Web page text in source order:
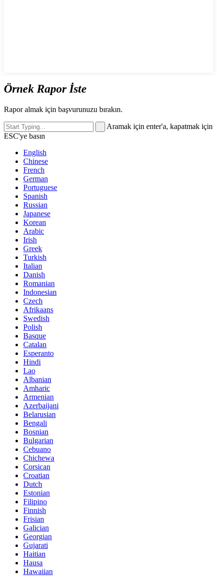
Örnek Rapor İste
Rapor almak için başvurunuzu bırakın.
Aramak için enter'a, kapatmak için
ESC'ye basın
English
Chinese
French
German
Portuguese
Spanish
Russian
Japanese
Korean
Arabic
Irish
Greek
Turkish
Italian
Danish
Romanian
Indonesian
Czech
Afrikaans
Swedish
Polish
Basque
Catalan
Esperanto
Hindi
Lao
Albanian
Amharic
Armenian
Azerbaijani
Belarusian
Bengali
Bosnian
Bulgarian
Cebuano
Chichewa
Corsican
Croatian
Dutch
Estonian
Filipino
Finnish
Frisian
Galician
Georgian
Gujarati
Haitian
Hausa
Hawaiian